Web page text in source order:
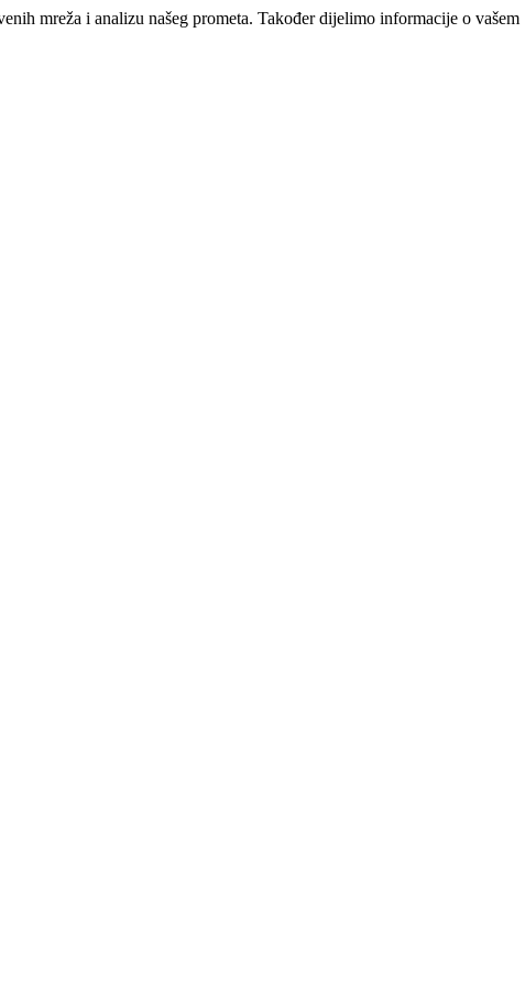
mreža i analizu našeg prometa. Također dijelimo informacije o vašem